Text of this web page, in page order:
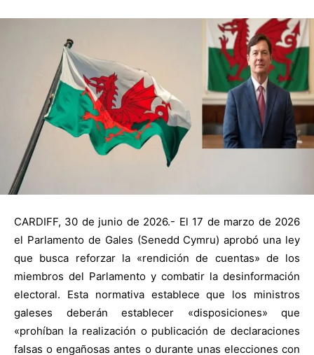
CARDIFF, 30 de junio de 2026.- El 17 de marzo de 2026
el Parlamento de Gales (Senedd Cymru) aprobó una ley
que busca reforzar la «rendición de cuentas» de los
miembros del Parlamento y combatir la desinformación
electoral. Esta normativa establece que los ministros
galeses deberán establecer «disposiciones» que
«prohíban la realización o publicación de declaraciones
falsas o engañosas antes o durante unas elecciones con